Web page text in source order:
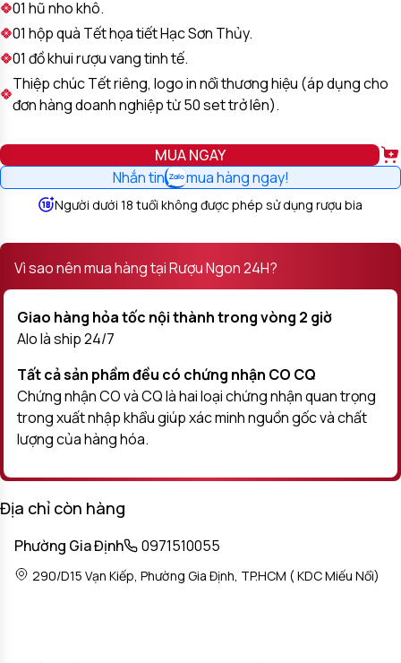
01 hũ nho khô.
01 hộp quà Tết họa tiết Hạc Sơn Thủy.
01 đồ khui rượu vang tinh tế.
Thiệp chúc Tết riêng, logo in nổi thương hiệu (áp dụng cho
đơn hàng doanh nghiệp từ 50 set trở lên).
MUA NGAY
Nhắn tin mua hàng ngay!
Người dưới 18 tuổi không được phép sử dụng rượu bia
Vì sao nên mua hàng tại Rượu Ngon 24H?
Giao hàng hỏa tốc nội thành trong vòng 2 giờ
Alo là ship 24/7
Tất cả sản phầm đều có chứng nhận CO CQ
Chứng nhận CO và CQ là hai loại chứng nhận quan trọng
trong xuất nhập khẩu giúp xác minh nguồn gốc và chất
lượng của hàng hóa.
Địa chỉ còn hàng
Phường Gia Định 0971510055
290/D15 Vạn Kiếp, Phường Gia Định, TP.HCM ( KDC Miếu Nổi)